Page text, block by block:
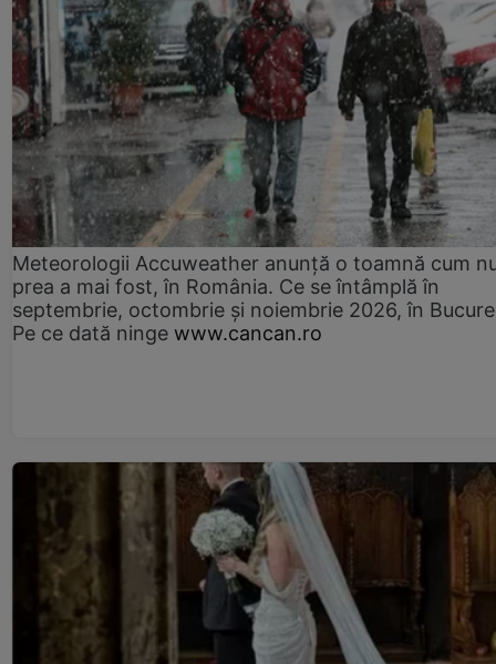
Meteorologii Accuweather anunță o toamnă cum
prea a mai fost, în România. Ce se întâmplă în
septembrie, octombrie și noiembrie 2026, în
Pe ce dată ninge www.cancan.ro